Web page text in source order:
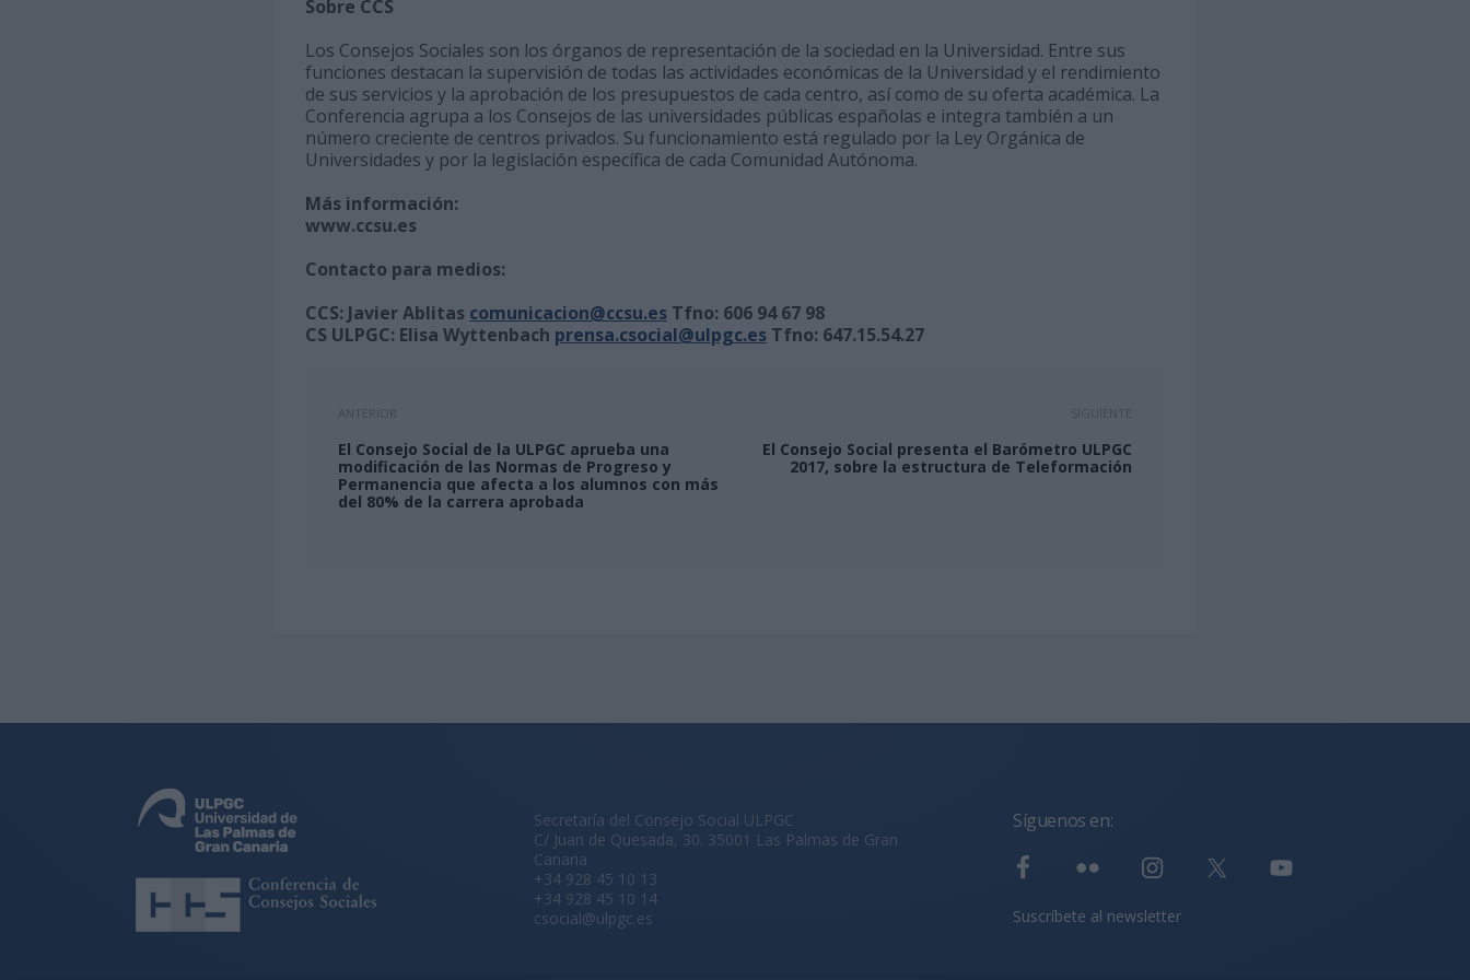
Sobre CCS
Los Consejos Sociales son los órganos de representación de la sociedad en la Universidad. Entre sus
funciones destacan la supervisión de todas las actividades económicas de la Universidad y el rendimiento
de sus servicios y la aprobación de los presupuestos de cada centro, así como de su oferta académica. La
Conferencia agrupa a los Consejos de las universidades públicas españolas e integra también a un
número creciente de centros privados. Su funcionamiento está regulado por la Ley Orgánica de
Universidades y por la legislación específica de cada Comunidad Autónoma.
Más información:
www.ccsu.es
Contacto para medios:
CCS: Javier Ablitas comunicacion@ccsu.es Tfno: 606 94 67 98
CS ULPGC: Elisa Wyttenbach prensa.csocial@ulpgc.es Tfno: 647.15.54.27
ANTERIOR
El Consejo Social de la ULPGC aprueba una
modificación de las Normas de Progreso y
Permanencia que afecta a los alumnos con más
del 80% de la carrera aprobada
SIGUIENTE
El Consejo Social presenta el Barómetro ULPGC
2017, sobre la estructura de Teleformación
Secretaría del Consejo Social ULPGC
C/ Juan de Quesada, 30. 35001 Las Palmas de Gran
Canaria
+34 928 45 10 13
+34 928 45 10 14
csocial@ulpgc.es
Síguenos en:
Suscríbete al newsletter